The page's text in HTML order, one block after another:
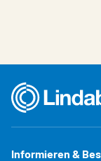
Informieren &